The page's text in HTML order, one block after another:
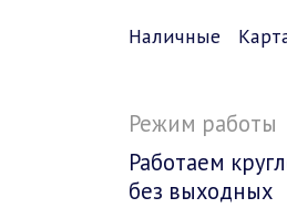
Наличные
Режим работы
Работаем
без выходных